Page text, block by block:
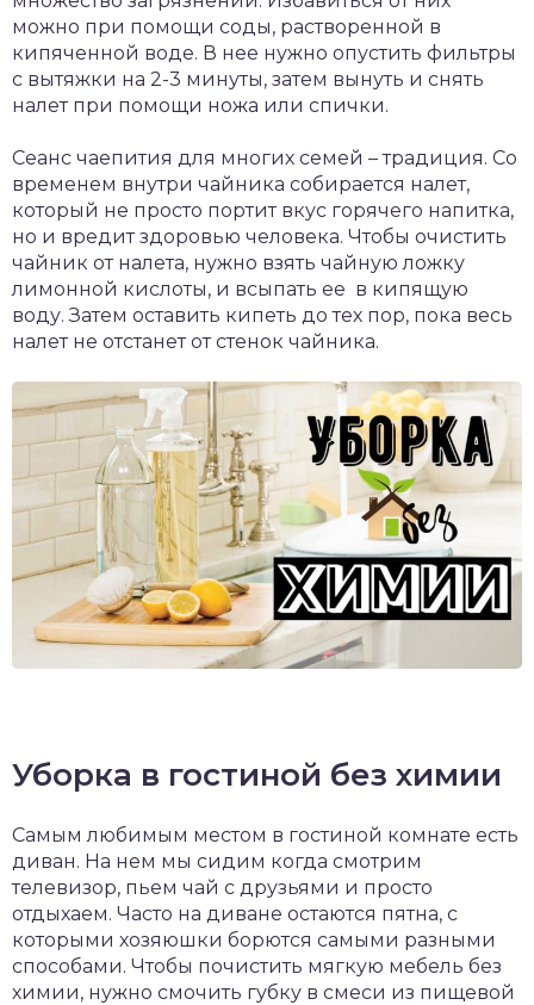
можно при помощи соды, растворенной в
кипяченной воде. В нее нужно опустить фильтры
с вытяжки на 2-3 минуты, затем вынуть и снять
налет при помощи ножа или спички.
Сеанс чаепития для многих семей – традиция. Со
временем внутри чайника собирается налет,
который не просто портит вкус горячего напитка,
но и вредит здоровью человека. Чтобы очистить
чайник от налета, нужно взять чайную ложку
лимонной кислоты, и всыпать ее в кипящую
воду. Затем оставить кипеть до тех пор, пока весь
налет не отстанет от стенок чайника.
Уборка в гостиной без химии
Самым любимым местом в гостиной комнате есть
диван. На нем мы сидим когда смотрим
телевизор, пьем чай с друзьями и просто
отдыхаем. Часто на диване остаются пятна, с
которыми хозяюшки борются самыми разными
способами. Чтобы почистить мягкую мебель без
химии, нужно смочить губку в смеси из пищевой